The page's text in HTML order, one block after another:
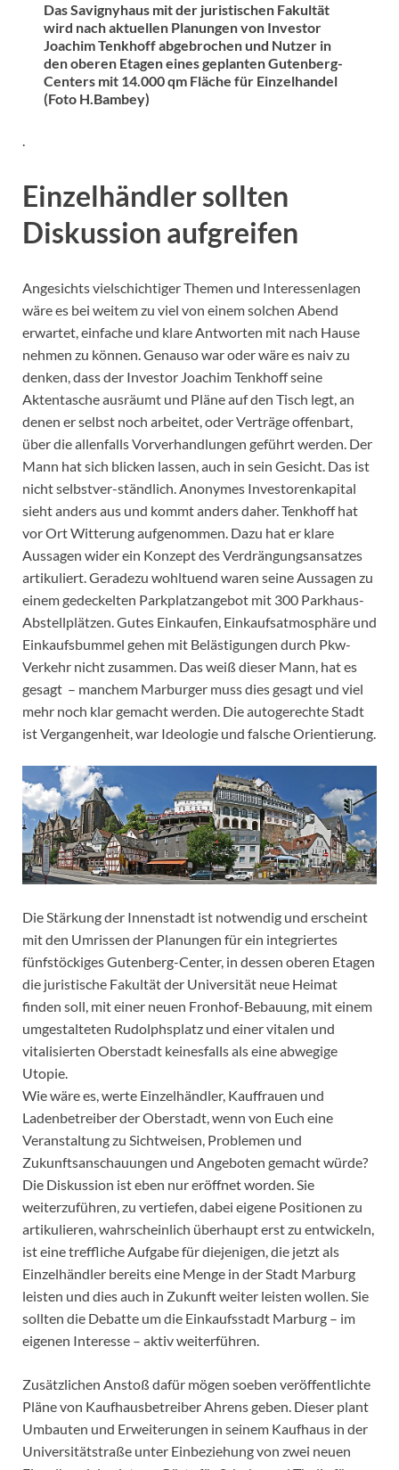
Das Savignyhaus mit der juristischen Fakultät
wird nach aktuellen Planungen von Investor
Joachim Tenkhoff abgebrochen und Nutzer in
den oberen Etagen eines geplanten Gutenberg-
Centers mit 14.000 qm Fläche für Einzelhandel
(Foto H.Bambey)
.
Einzelhändler sollten
Diskussion aufgreifen
Angesichts vielschichtiger Themen und Interessenlagen
wäre es bei weitem zu viel von einem solchen Abend
erwartet, einfache und klare Antworten mit nach Hause
nehmen zu können. Genauso war oder wäre es naiv zu
denken, dass der Investor Joachim Tenkhoff seine
Aktentasche ausräumt und Pläne auf den Tisch legt, an
denen er selbst noch arbeitet, oder Verträge offenbart,
über die allenfalls Vorverhandlungen geführt werden. Der
Mann hat sich blicken lassen, auch in sein Gesicht. Das ist
nicht selbstver-ständlich. Anonymes Investorenkapital
sieht anders aus und kommt anders daher. Tenkhoff hat
vor Ort Witterung aufgenommen. Dazu hat er klare
Aussagen wider ein Konzept des Verdrängungsansatzes
artikuliert. Geradezu wohltuend waren seine Aussagen zu
einem gedeckelten Parkplatzangebot mit 300 Parkhaus-
Abstellplätzen. Gutes Einkaufen, Einkaufsatmosphäre und
Einkaufsbummel gehen mit Belästigungen durch Pkw-
Verkehr nicht zusammen. Das weiß dieser Mann, hat es
gesagt – manchem Marburger muss dies gesagt und viel
mehr noch klar gemacht werden. Die autogerechte Stadt
ist Vergangenheit, war Ideologie und falsche Orientierung.
Die Stärkung der Innenstadt ist notwendig und erscheint
mit den Umrissen der Planungen für ein integriertes
fünfstöckiges Gutenberg-Center, in dessen oberen Etagen
die juristische Fakultät der Universität neue Heimat
finden soll, mit einer neuen Fronhof-Bebauung, mit einem
umgestalteten Rudolphsplatz und einer vitalen und
vitalisierten Oberstadt keinesfalls als eine abwegige
Utopie.
Wie wäre es, werte Einzelhändler, Kauffrauen und
Ladenbetreiber der Oberstadt, wenn von Euch eine
Veranstaltung zu Sichtweisen, Problemen und
Zukunftsanschauungen und Angeboten gemacht würde?
Die Diskussion ist eben nur eröffnet worden. Sie
weiterzuführen, zu vertiefen, dabei eigene Positionen zu
artikulieren, wahrscheinlich überhaupt erst zu entwickeln,
ist eine treffliche Aufgabe für diejenigen, die jetzt als
Einzelhändler bereits eine Menge in der Stadt Marburg
leisten und dies auch in Zukunft weiter leisten wollen. Sie
sollten die Debatte um die Einkaufsstadt Marburg – im
eigenen Interesse – aktiv weiterführen.
Zusätzlichen Anstoß dafür mögen soeben veröffentlichte
Pläne von Kaufhausbetreiber Ahrens geben. Dieser plant
Umbauten und Erweiterungen in seinem Kaufhaus in der
Universitätstraße unter Einbeziehung von zwei neuen